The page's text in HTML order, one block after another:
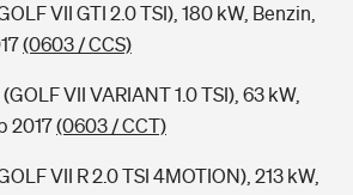
VII GTI 2.0 TSI), 180 kW, Benzin,
(0603 / CCS)
VII VARIANT 1.0 TSI), 63 kW,
2017(0603 / CCT)
VII R 2.0 TSI 4MOTION), 213 kW,